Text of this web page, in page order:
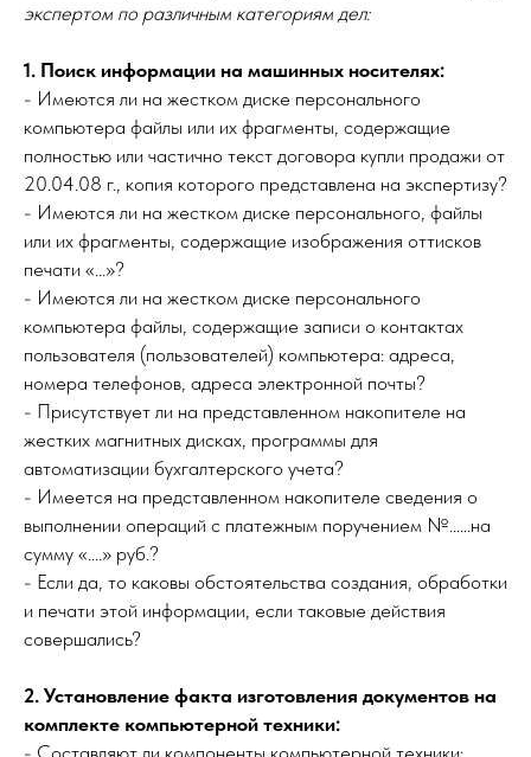
экспертом по различным категориям дел:
1. Поиск информации на машинных носителях:
- Имеются ли на жестком диске персонального
компьютера файлы или их фрагменты, содержащие
полностью или частично текст договора купли продажи от
20.04.08 г., копия которого представлена на экспертизу?
- Имеются ли на жестком диске персонального, файлы
или их фрагменты, содержащие изображения оттисков
печати «...»?
- Имеются ли на жестком диске персонального
компьютера файлы, содержащие записи о контактах
пользователя (пользователей) компьютера: адреса,
номера телефонов, адреса электронной почты?
- Присутствует ли на представленном накопителе на
жестких магнитных дисках, программы для
автоматизации бухгалтерского учета?
- Имеется на представленном накопителе сведения о
выполнении операций с платежным поручением №……на
сумму «….» руб.?
- Если да, то каковы обстоятельства создания, обработки
и печати этой информации, если таковые действия
совершались?
2. Установление факта изготовления документов на
комплекте компьютерной техники:
- Составляют ли компоненты компьютерной техники: